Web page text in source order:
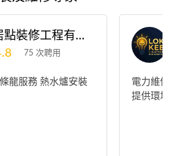
喜居點裝修工程有限公司
75 次聘用
龍服務 熱水爐安裝
電力維修
提供環境